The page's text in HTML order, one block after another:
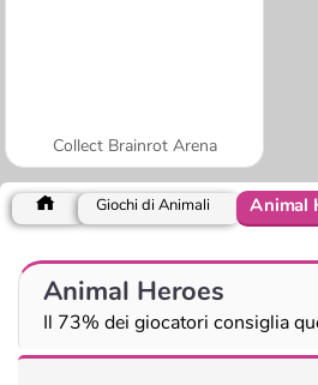
Collect Brainrot Arena
Giochi di Animali Animal
Animal Heroes
Il 73% dei giocatori consiglia